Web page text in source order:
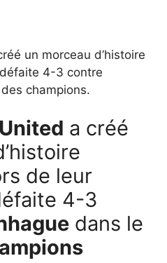
un morceau d’histoire
4-3 contre
champions.
a créé
de leur
4-3
dans le